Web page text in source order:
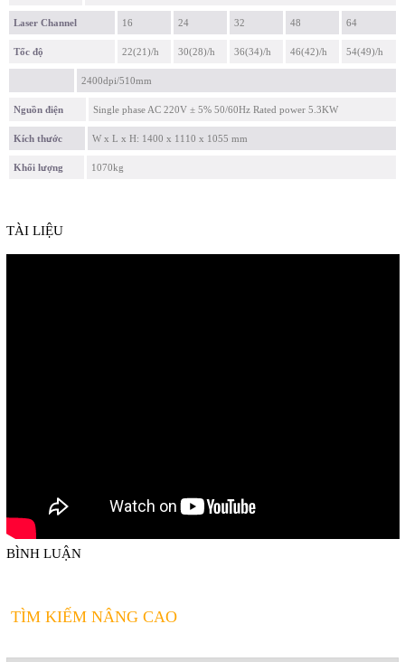
Laser Channel 16 24 32 48 64
Tốc độ 22(21)/h 30(28)/h 36(34)/h 46(42)/h 54(49)/h
2400dpi/510mm
Nguồn điện Single phase AC 220V ± 5% 50/60Hz Rated power 5.3KW
Kích thước W x L x H: 1400 x 1110 x 1055 mm
Khối lượng 1070kg
TÀI LIỆU
BÌNH LUẬN
TÌM KIẾM NÂNG CAO